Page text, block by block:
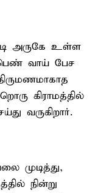
அருகே உள்ள
பெண் வாய் பேச
கிராமத்தில்
வருகிறார்.
முடித்து,
நின்று